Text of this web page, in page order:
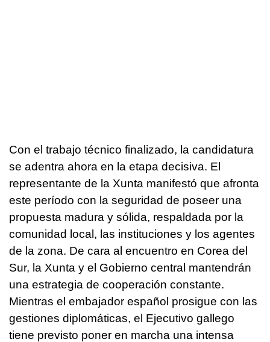
Con el trabajo técnico finalizado, la candidatura
se adentra ahora en la etapa decisiva. El
representante de la Xunta manifestó que afronta
este período con la seguridad de poseer una
propuesta madura y sólida, respaldada por la
comunidad local, las instituciones y los agentes
de la zona. De cara al encuentro en Corea del
Sur, la Xunta y el Gobierno central mantendrán
una estrategia de cooperación constante.
Mientras el embajador español prosigue con las
gestiones diplomáticas, el Ejecutivo gallego
tiene previsto poner en marcha una intensa